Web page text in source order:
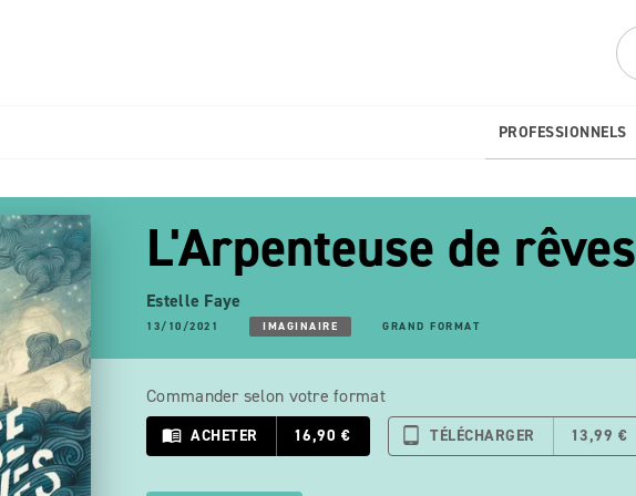
PROFESSIONNELS
L'Arpenteuse de rêves
Estelle Faye
13/10/2021 IMAGINAIRE GRAND FORMAT
Commander selon votre format
menu_book ACHETER 16,90 € tablet_android TÉLÉCHARGER 13,99 €